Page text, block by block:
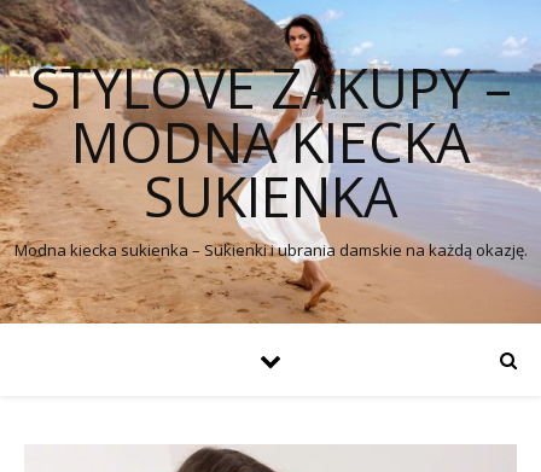
STYLOVE ZAKUPY –
MODNA KIECKA
SUKIENKA
Modna kiecka sukienka – Sukienki i ubrania damskie na każdą okazję.